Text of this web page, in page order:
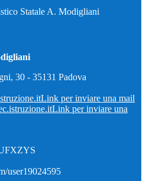
Statale A. Modigliani
30 - 35131 Padova
Link per inviare una mail
Link per inviare una
user19024595